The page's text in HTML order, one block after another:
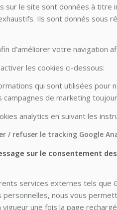
sur le site sont données à
Ils sont donnés sous
d’améliorer votre navigation
les cookies ci-dessous:
qui sont utilisées
campagnes de marketing
analytics en suivant les
/ refuser le tracking Google
sur le consentement
services externes tels que
nous vous
une fois la page